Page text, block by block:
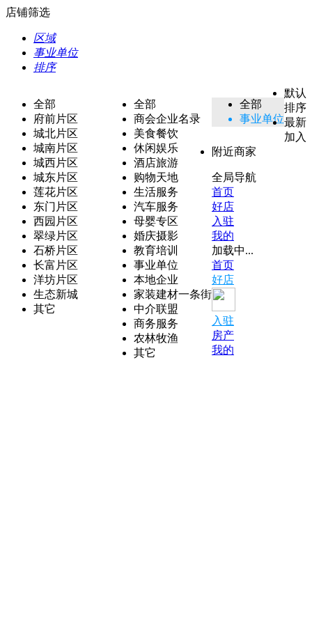
店铺筛选
区域
事业单位
排序
全部
府前片区
城北片区
城南片区
城西片区
城东片区
莲花片区
东门片区
西园片区
翠绿片区
石桥片区
长富片区
洋坊片区
生态新城
其它
全部
商会企业名录
美食餐饮
休闲娱乐
酒店旅游
购物天地
生活服务
汽车服务
母婴专区
婚庆摄影
教育培训
事业单位
本地企业
家装建材一条街
中介联盟
商务服务
农林牧渔
其它
全部
事业单位
默认
排序
最新
加入
附近商家
全局导航
首页
好店
入驻
我的
加载中...
首页
好店
入驻
房产
我的